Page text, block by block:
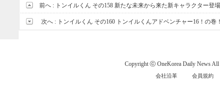
前へ : トンイルくん その158 新たな未来から来た新キャラクター登
次へ : トンイルくん その160 トンイルくんアドベンチャー16！の巻
Copyright ⓒ OneKorea Daily News All
会社沿革 会員規約